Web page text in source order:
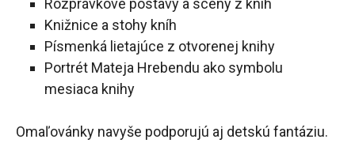
Rozprávkové postavy a scény z kníh
Knižnice a stohy kníh
Písmenká lietajúce z otvorenej knihy
Portrét Mateja Hrebendu ako symbolu
mesiaca knihy
Omaľovánky navyše podporujú aj detskú fantáziu.